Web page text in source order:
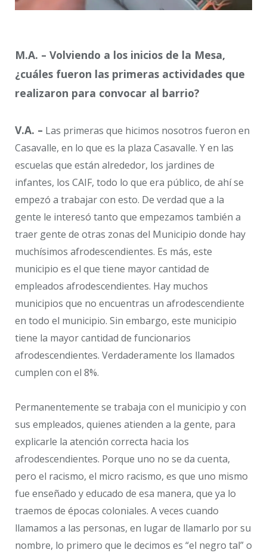
M.A. – Volviendo a los inicios de la Mesa,
¿cuáles fueron las primeras actividades que
realizaron para convocar al barrio?
V.A. – Las primeras que hicimos nosotros fueron en
Casavalle, en lo que es la plaza Casavalle. Y en las
escuelas que están alrededor, los jardines de
infantes, los CAIF, todo lo que era público, de ahí se
empezó a trabajar con esto. De verdad que a la
gente le interesó tanto que empezamos también a
traer gente de otras zonas del Municipio donde hay
muchísimos afrodescendientes. Es más, este
municipio es el que tiene mayor cantidad de
empleados afrodescendientes. Hay muchos
municipios que no encuentras un afrodescendiente
en todo el municipio. Sin embargo, este municipio
tiene la mayor cantidad de funcionarios
afrodescendientes. Verdaderamente los llamados
cumplen con el 8%.
Permanentemente se trabaja con el municipio y con
sus empleados, quienes atienden a la gente, para
explicarle la atención correcta hacia los
afrodescendientes. Porque uno no se da cuenta,
pero el racismo, el micro racismo, es que uno mismo
fue enseñado y educado de esa manera, que ya lo
traemos de épocas coloniales. A veces cuando
llamamos a las personas, en lugar de llamarlo por su
nombre, lo primero que le decimos es “el negro tal” o